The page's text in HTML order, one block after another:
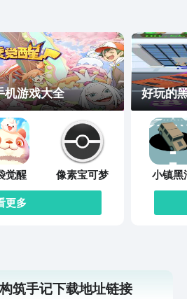
机游戏大全
觉醒
像素宝可梦
更多
好玩的
小镇黑
筑手记下载地址链接